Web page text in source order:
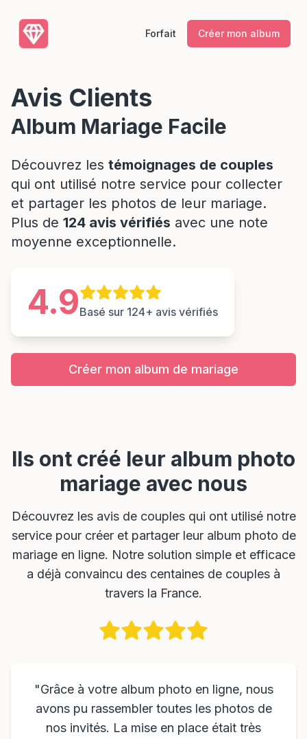
Forfait Créer mon album
Avis Clients
Album Mariage Facile
Découvrez les témoignages de couples
qui ont utilisé notre service pour collecter
et partager les photos de leur mariage.
Plus de 124 avis vérifiés avec une note
moyenne exceptionnelle.
4.9Basé sur 124+ avis vérifiés
Créer mon album de mariage
Ils ont créé leur album photo
mariage avec nous
Découvrez les avis de couples qui ont utilisé notre
service pour créer et partager leur album photo de
mariage en ligne. Notre solution simple et efficace
a déjà convaincu des centaines de couples à
travers la France.
"Grâce à votre album photo en ligne, nous
avons pu rassembler toutes les photos de
nos invités. La mise en place était très